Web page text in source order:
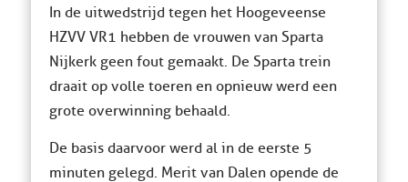
In de uitwedstrijd tegen het Hoogeveense
HZVV VR1 hebben de vrouwen van Sparta
Nijkerk geen fout gemaakt. De Sparta trein
draait op volle toeren en opnieuw werd een
grote overwinning behaald.
De basis daarvoor werd al in de eerste 5
minuten gelegd. Merit van Dalen opende de